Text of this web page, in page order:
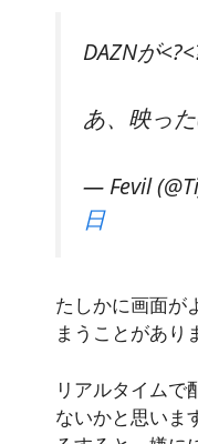
DAZNが
あ、映った
— Fevil
日
たしかに画面が
まうことがあり
リアルタイムで
ないかと思いま